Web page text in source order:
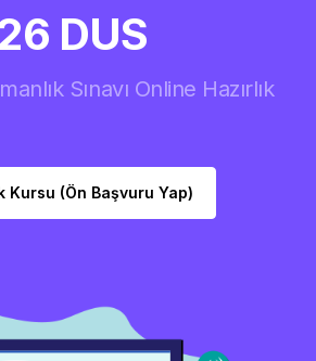
DUS
Sınavı Online Hazırlık
Kursu (Ön Başvuru Yap)